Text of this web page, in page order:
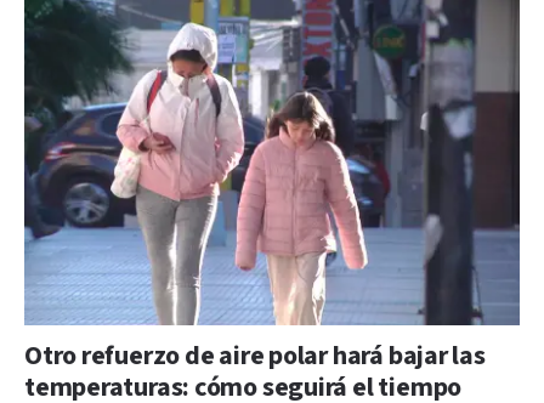
Otro refuerzo de aire polar hará bajar las
temperaturas: cómo seguirá el tiempo